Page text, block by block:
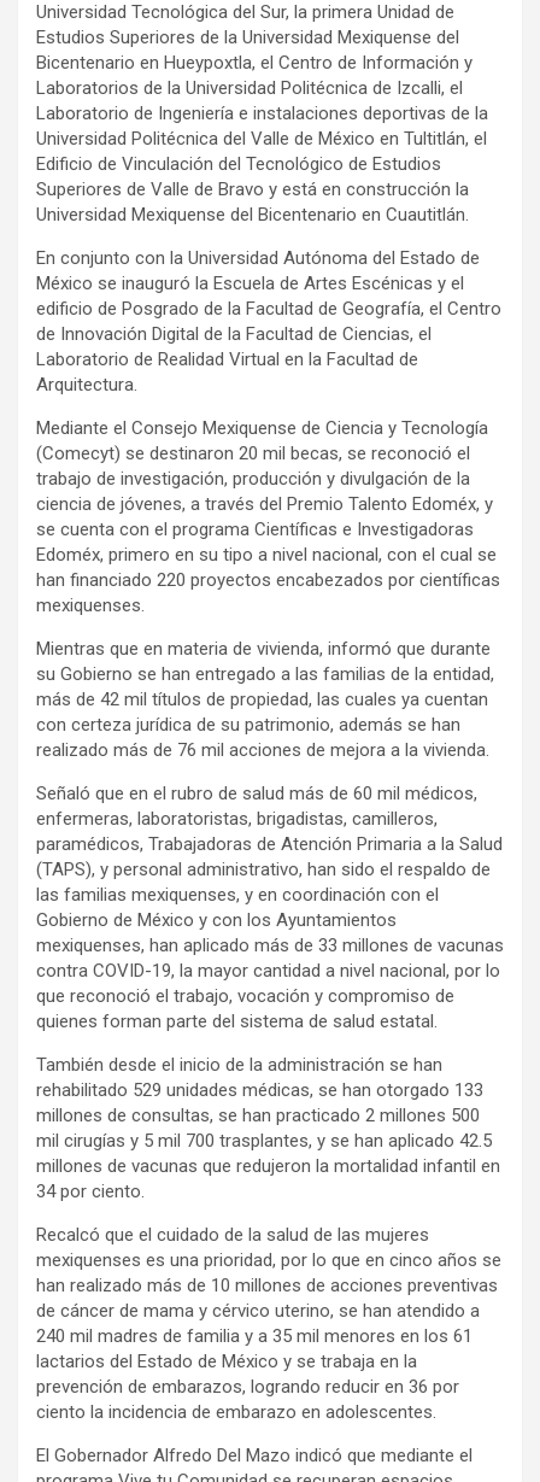
Universidad Tecnológica del Sur, la primera Unidad de
Estudios Superiores de la Universidad Mexiquense del
Bicentenario en Hueypoxtla, el Centro de Información y
Laboratorios de la Universidad Politécnica de Izcalli, el
Laboratorio de Ingeniería e instalaciones deportivas de la
Universidad Politécnica del Valle de México en Tultitlán, el
Edificio de Vinculación del Tecnológico de Estudios
Superiores de Valle de Bravo y está en construcción la
Universidad Mexiquense del Bicentenario en Cuautitlán.
En conjunto con la Universidad Autónoma del Estado de
México se inauguró la Escuela de Artes Escénicas y el
edificio de Posgrado de la Facultad de Geografía, el Centro
de Innovación Digital de la Facultad de Ciencias, el
Laboratorio de Realidad Virtual en la Facultad de
Arquitectura.
Mediante el Consejo Mexiquense de Ciencia y Tecnología
(Comecyt) se destinaron 20 mil becas, se reconoció el
trabajo de investigación, producción y divulgación de la
ciencia de jóvenes, a través del Premio Talento Edoméx, y
se cuenta con el programa Científicas e Investigadoras
Edoméx, primero en su tipo a nivel nacional, con el cual se
han financiado 220 proyectos encabezados por científicas
mexiquenses.
Mientras que en materia de vivienda, informó que durante
su Gobierno se han entregado a las familias de la entidad,
más de 42 mil títulos de propiedad, las cuales ya cuentan
con certeza jurídica de su patrimonio, además se han
realizado más de 76 mil acciones de mejora a la vivienda.
Señaló que en el rubro de salud más de 60 mil médicos,
enfermeras, laboratoristas, brigadistas, camilleros,
paramédicos, Trabajadoras de Atención Primaria a la Salud
(TAPS), y personal administrativo, han sido el respaldo de
las familias mexiquenses, y en coordinación con el
Gobierno de México y con los Ayuntamientos
mexiquenses, han aplicado más de 33 millones de vacunas
contra COVID-19, la mayor cantidad a nivel nacional, por lo
que reconoció el trabajo, vocación y compromiso de
quienes forman parte del sistema de salud estatal.
También desde el inicio de la administración se han
rehabilitado 529 unidades médicas, se han otorgado 133
millones de consultas, se han practicado 2 millones 500
mil cirugías y 5 mil 700 trasplantes, y se han aplicado 42.5
millones de vacunas que redujeron la mortalidad infantil en
34 por ciento.
Recalcó que el cuidado de la salud de las mujeres
mexiquenses es una prioridad, por lo que en cinco años se
han realizado más de 10 millones de acciones preventivas
de cáncer de mama y cérvico uterino, se han atendido a
240 mil madres de familia y a 35 mil menores en los 61
lactarios del Estado de México y se trabaja en la
prevención de embarazos, logrando reducir en 36 por
ciento la incidencia de embarazo en adolescentes.
El Gobernador Alfredo Del Mazo indicó que mediante el